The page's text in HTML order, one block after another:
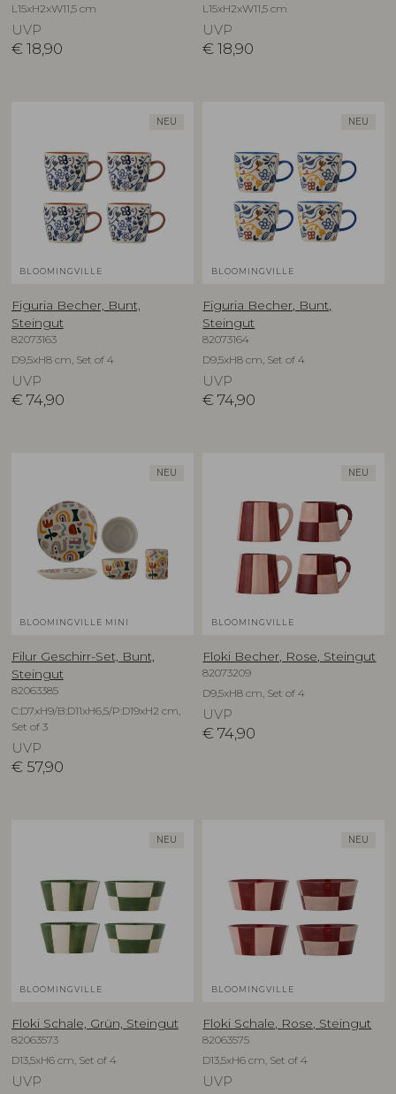
L15xH2xW11,5 cm
UVP
€ 18,90
L15xH2xW11,5 cm
UVP
€ 18,90
NEU
BLOOMINGVILLE
Figuria Becher, Bunt,
Steingut
82073163
D9,5xH8 cm, Set of 4
UVP
€ 74,90
NEU
BLOOMINGVILLE
Figuria Becher, Bunt,
Steingut
82073164
D9,5xH8 cm, Set of 4
UVP
€ 74,90
NEU
BLOOMINGVILLE MINI
Filur Geschirr-Set, Bunt,
Steingut
82063385
C:D7xH9/B:D11xH6,5/P:D19xH2 cm,
Set of 3
UVP
€ 57,90
NEU
BLOOMINGVILLE
Floki Becher, Rose, Steingut
82073209
D9,5xH8 cm, Set of 4
UVP
€ 74,90
NEU
BLOOMINGVILLE
Floki Schale, Grün, Steingut
82063573
D13,5xH6 cm, Set of 4
UVP
NEU
BLOOMINGVILLE
Floki Schale, Rose, Steingut
82063575
D13,5xH6 cm, Set of 4
UVP